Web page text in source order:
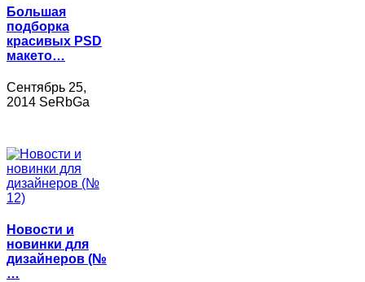
Большая
подборка
красивых PSD
макето…
Сентябрь 25,
2014 SeRbGa
Новости и
новинки для
дизайнеров (№
…